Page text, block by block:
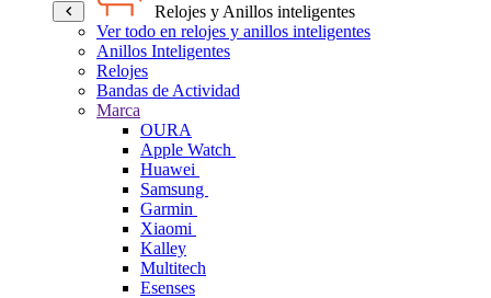
Relojes y Anillos inteligentes
Ver todo en relojes y anillos inteligentes
Anillos Inteligentes
Relojes
Bandas de Actividad
Marca
OURA
Apple Watch
Huawei
Samsung
Garmin
Xiaomi
Kalley
Multitech
Esenses